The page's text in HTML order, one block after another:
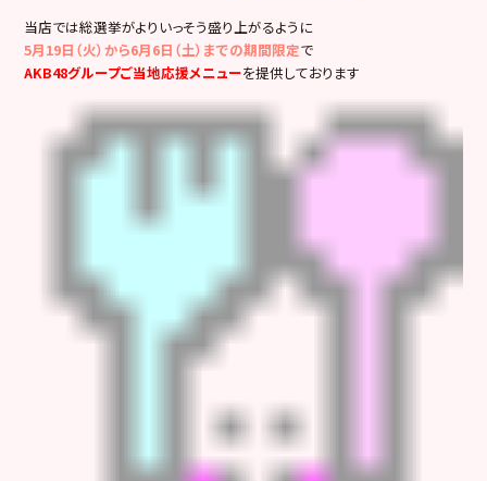
当店では総選挙がよりいっそう盛り上がるように
5月19日（火）から6月6日（土） までの期間限定で
AKB48グループご当地応援メニューを提供しております